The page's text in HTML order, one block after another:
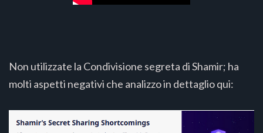
Non utilizzate la Condivisione segreta di Shamir; ha
molti aspetti negativi che analizzo in dettaglio qui: